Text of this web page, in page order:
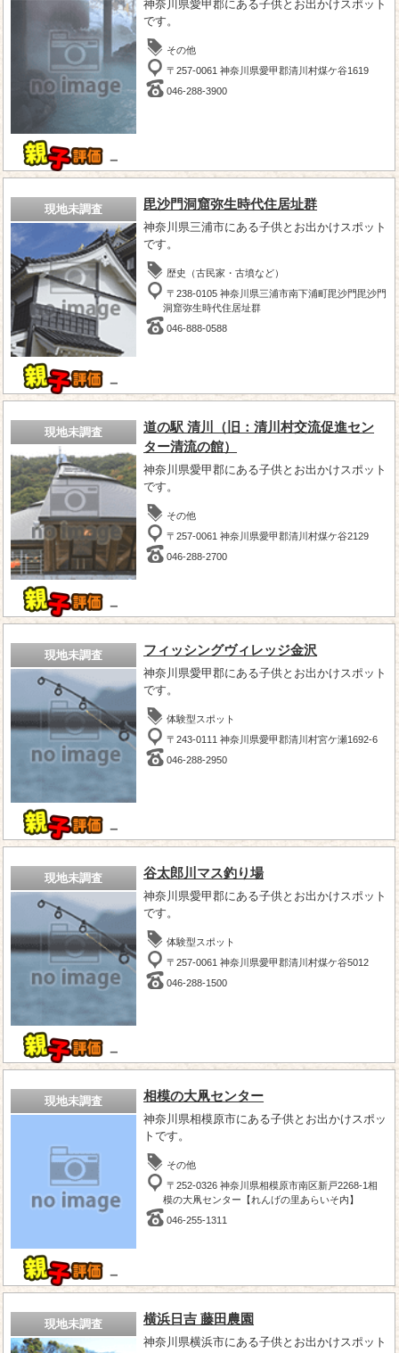
－
神奈川県愛甲郡にある子供とお出かけスポット
です。
その他
〒257-0061 神奈川県愛甲郡清川村煤ケ谷1619
046-288-3900
現地未調査
－
毘沙門洞窟弥生時代住居址群
神奈川県三浦市にある子供とお出かけスポット
です。
歴史（古民家・古墳など）
〒238-0105 神奈川県三浦市南下浦町毘沙門毘沙門
洞窟弥生時代住居址群
046-888-0588
現地未調査
－
道の駅 清川（旧：清川村交流促進セン
ター清流の館）
神奈川県愛甲郡にある子供とお出かけスポット
です。
その他
〒257-0061 神奈川県愛甲郡清川村煤ケ谷2129
046-288-2700
現地未調査
－
フィッシングヴィレッジ金沢
神奈川県愛甲郡にある子供とお出かけスポット
です。
体験型スポット
〒243-0111 神奈川県愛甲郡清川村宮ケ瀬1692-6
046-288-2950
現地未調査
－
谷太郎川マス釣り場
神奈川県愛甲郡にある子供とお出かけスポット
です。
体験型スポット
〒257-0061 神奈川県愛甲郡清川村煤ケ谷5012
046-288-1500
現地未調査
－
相模の大凧センター
神奈川県相模原市にある子供とお出かけスポッ
トです。
その他
〒252-0326 神奈川県相模原市南区新戸2268-1相
模の大凧センター【れんげの里あらいそ内】
046-255-1311
現地未調査 横浜日吉 藤田農園
神奈川県横浜市にある子供とお出かけスポット